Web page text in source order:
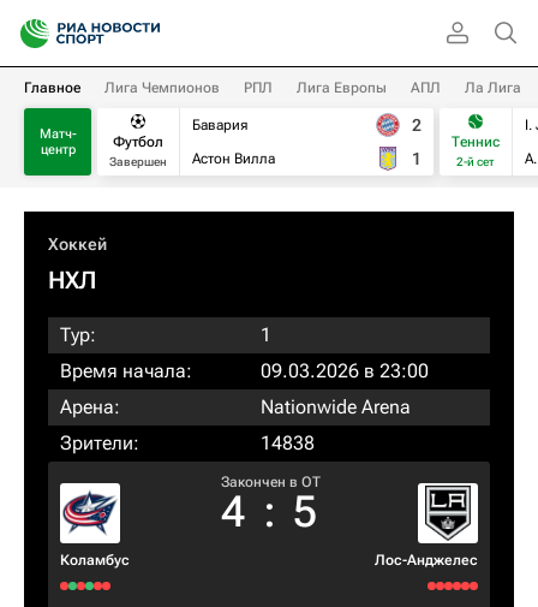
Главное Лига Чемпионов РПЛ Лига Европы АПЛ Ла Лига
Матч-
центр
Футбол
Завершен
Бавария
Астон Вилла
2
1
Теннис
2-й сет
I.
Хоккей
НХЛ
Тур:
1
Время начала:
09.03.2026 в 23:00
Арена:
Nationwide Arena
Зрители:
14838
Коламбус
Закончен в OT
4 : 5
Лос-Анджелес